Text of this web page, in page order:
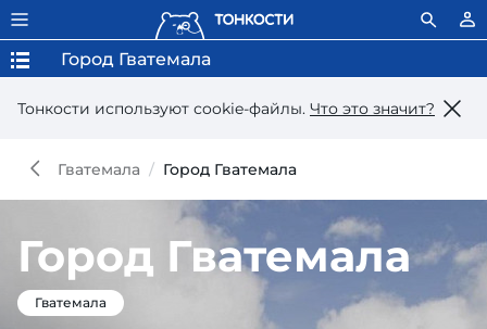
Тонкости используют сookie-файлы. Что это значит?
Город Гватемала
Гватемала Город Гватемала
Город Гватемала
Гватемала